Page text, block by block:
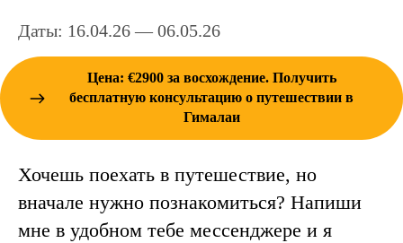
Даты: 16.04.26 — 06.05.26
Цена: €2900 за восхождение. Получить
бесплатную консультацию о путешествии в
Гималаи
Хочешь поехать в путешествие, но
вначале нужно познакомиться? Напиши
мне в удобном тебе мессенджере и я